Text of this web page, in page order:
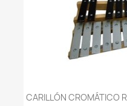
CARILLÓN CROMÁTICO